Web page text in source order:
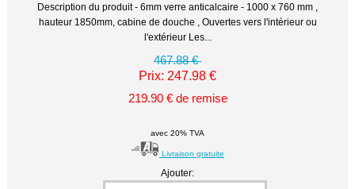
Description du produit - 6mm verre anticalcaire - 1000 x 760 mm ,
hauteur 1850mm, cabine de douche , Ouvertes vers l'intérieur ou
l'extérieur Les...
467.88 €
Prix: 247.98 €
219.90 € de remise
avec 20% TVA
Livraison gratuite
Ajouter: